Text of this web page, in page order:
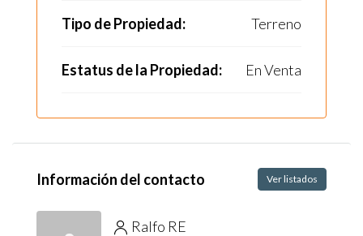
Tipo de Propiedad: Terreno
Estatus de la Propiedad: En Venta
Información del contacto Ver listados
Ralfo RE